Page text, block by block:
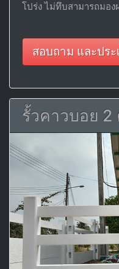
โปร่ง ไม่ทึบสามารถมอง
สอบถาม และปร
รั้วคาวบอย 2